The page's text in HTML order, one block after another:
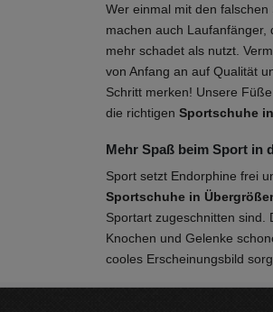
Wer einmal mit den
machen auch Laufanfänger,
mehr schadet als nutzt.
von Anfang an auf Qualität
Schritt merken! Unsere
die richtigen Sportschuhe
Mehr Spaß beim Sport in
Sport setzt Endorphine frei
Sportschuhe in
Sportart zugeschnitten sind.
Knochen und Gelenke
cooles Erscheinungsbild